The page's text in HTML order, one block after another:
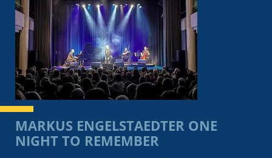
MARKUS ENGELSTAEDTER ONE
NIGHT TO REMEMBER